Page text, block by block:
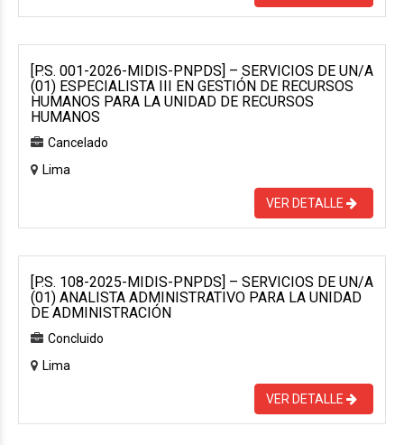
[P.S. 001-2026-MIDIS-PNPDS] – SERVICIOS DE UN/A
(01) ESPECIALISTA III EN GESTIÓN DE RECURSOS
HUMANOS PARA LA UNIDAD DE RECURSOS
HUMANOS
Cancelado
Lima
VER DETALLE
[P.S. 108-2025-MIDIS-PNPDS] – SERVICIOS DE UN/A
(01) ANALISTA ADMINISTRATIVO PARA LA UNIDAD
DE ADMINISTRACIÓN
Concluido
Lima
VER DETALLE